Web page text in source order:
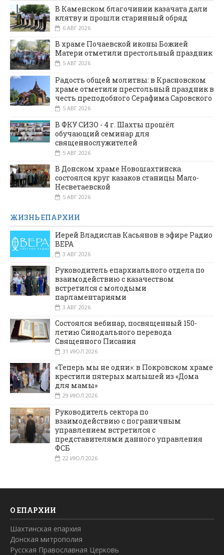
В Каменском благочинии казачата дали
клятву и прошли старинный обряд
6 АВГ 2026
В храме Почаевской иконы Божией
Матери отметили престольный праздник
5 АВГ 2026
Радость общей молитвы: в Красновском
храме отметили престольный праздник в
честь преподобного Серафима Саровского
5 АВГ 2026
В ФКУ СИЗО - 4 г. Шахты прошёл
обучающий семинар для
священнослужителей
5 АВГ 2026
В Донском храме Новошахтинска
состоялся круг казаков станицы Мало-
Несветаевской
5 АВГ 2026
ЖИЗНЬ ЕПАРХИИ
Иерей Владислав Касьянов в эфире Радио
ВЕРА
3 АВГ 2026
Руководитель епархиального отдела по
взаимодействию с казачеством
встретился с молодыми
парламентариями
3 АВГ 2026
Состоялся вебинар, посвященный 150-
летию Синодального перевода
Священного Писания
31 ИЮЛ 2026
«Теперь мы не одни»: в Покровском храме
крестили пятерых малышей из «Дома
для мамы»
29 ИЮЛ 2026
Руководитель сектора по
взаимодействию с пограничным
управлением встретился с
представителями данного управления
ФСБ
22 ИЮЛ 2026
О ЕПАРХИИ
Шахтинская епархия
Донская митрополия
Русская Православная Церковь